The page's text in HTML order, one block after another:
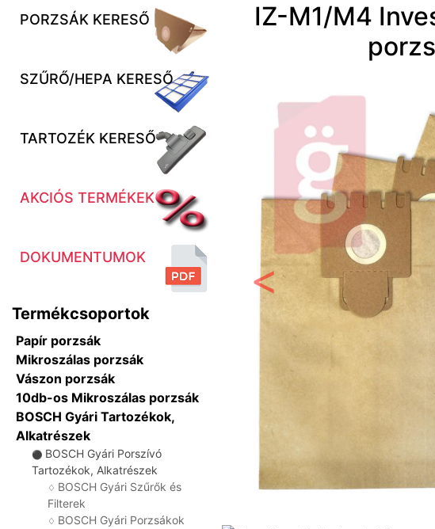
PORZSÁK KERESŐ
SZŰRŐ/HEPA KERESŐ
TARTOZÉK KERESŐ
AKCIÓS TERMÉKEK
DOKUMENTUMOK
Termékcsoportok
Papír porzsák
Mikroszálas porzsák
Vászon porzsák
10db-os Mikroszálas porzsák
BOSCH Gyári Tartozékok,
Alkatrészek
⚫ BOSCH Gyári Porszívó
Tartozékok, Alkatrészek
♢ BOSCH Gyári Szűrők és
Filterek
♢ BOSCH Gyári Porzsákok
IZ-M1/M4
Előző